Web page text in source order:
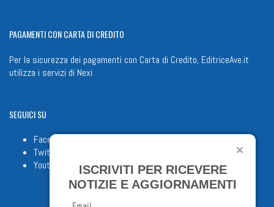
PAGAMENTICON CARTA DI CREDITO
Per la sicurezza dei pagamenti con Carta di Credito, EditriceAve.it
utilizza i servizi di Nexi
SEGUICISU
Facebook
Twitter
Youtube
ISCRIVITI PER RICEVERE
NOTIZIE E AGGIORNAMENTI